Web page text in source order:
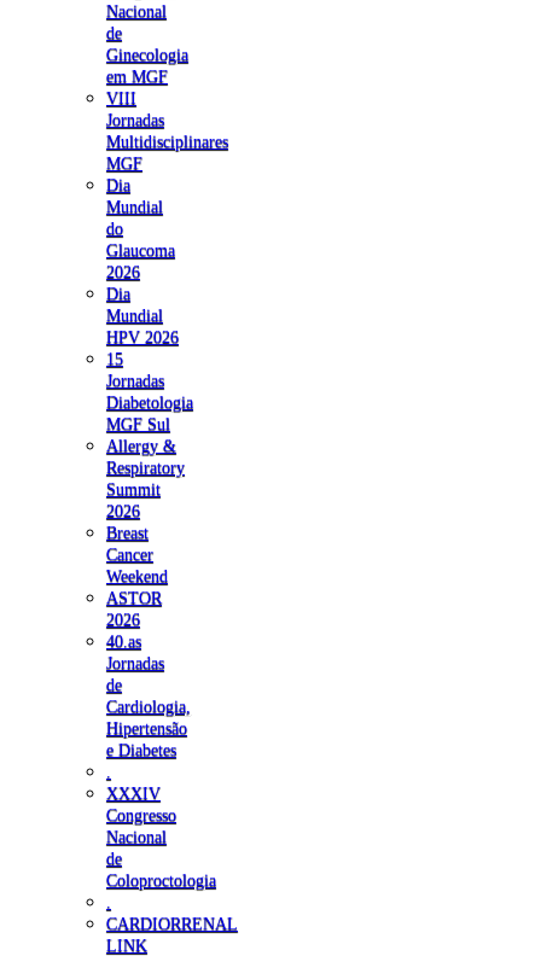
Nacional
de
Ginecologia
em MGF
VIII
Jornadas
Multidisciplinares
MGF
Dia
Mundial
do
Glaucoma
2026
Dia
Mundial
HPV 2026
15
Jornadas
Diabetologia
MGF Sul
Allergy &
Respiratory
Summit
2026
Breast
Cancer
Weekend
ASTOR
2026
40.as
Jornadas
de
Cardiologia,
Hipertensão
e Diabetes
XXXIV
Congresso
Nacional
de
Coloproctologia
CARDIORRENAL
LINK